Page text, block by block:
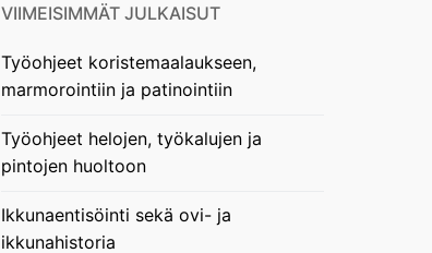
VIIMEISIMMÄT JULKAISUT
Työohjeet koristemaalaukseen,
marmorointiin ja patinointiin
Työohjeet helojen, työkalujen ja
pintojen huoltoon
Ikkunaentisöinti sekä ovi- ja
ikkunahistoria